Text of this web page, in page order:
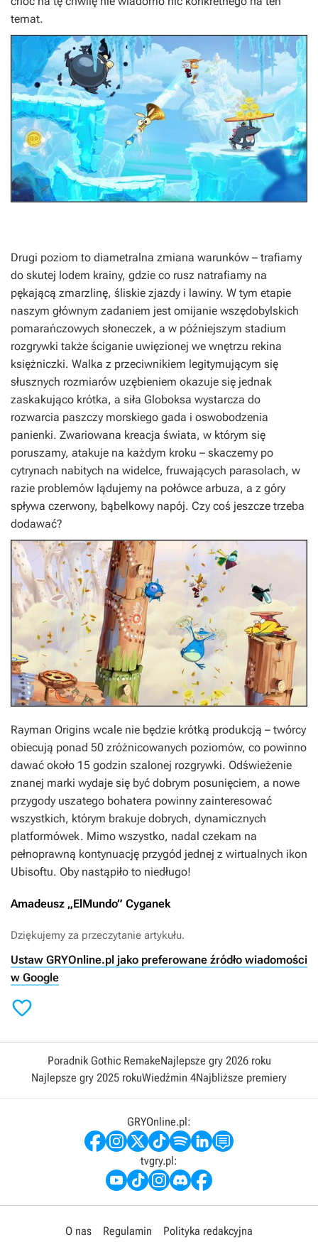
temat.
Drugi poziom to diametralna zmiana warunków – trafiamy
do skutej lodem krainy, gdzie co rusz natrafiamy na
pękającą zmarzlinę, śliskie zjazdy i lawiny. W tym etapie
naszym głównym zadaniem jest omijanie wszędobylskich
pomarańczowych słoneczek, a w późniejszym stadium
rozgrywki także ściganie uwięzionej we wnętrzu rekina
księżniczki. Walka z przeciwnikiem legitymującym się
słusznych rozmiarów uzębieniem okazuje się jednak
zaskakująco krótka, a siła Globoksa wystarcza do
rozwarcia paszczy morskiego gada i oswobodzenia
panienki. Zwariowana kreacja świata, w którym się
poruszamy, atakuje na każdym kroku – skaczemy po
cytrynach nabitych na widelce, fruwających parasolach, w
razie problemów lądujemy na połówce arbuza, a z góry
spływa czerwony, bąbelkowy napój. Czy coś jeszcze trzeba
dodawać?
Rayman Origins wcale nie będzie krótką produkcją – twórcy
obiecują ponad 50 zróżnicowanych poziomów, co powinno
dawać około 15 godzin szalonej rozgrywki. Odświeżenie
znanej marki wydaje się być dobrym posunięciem, a nowe
przygody uszatego bohatera powinny zainteresować
wszystkich, którym brakuje dobrych, dynamicznych
platformówek. Mimo wszystko, nadal czekam na
pełnoprawną kontynuację przygód jednej z wirtualnych ikon
Ubisoftu. Oby nastąpiło to niedługo!
Amadeusz „ElMundo” Cyganek
Dziękujemy za przeczytanie artykułu.
Ustaw GRYOnline.pl jako preferowane źródło wiadomości
w Google

Poradnik Gothic RemakeNajlepsze gry 2026 roku
Najlepsze gry 2025 rokuWiedźmin 4Najbliższe premiery
GRYOnline.pl:
tvgry.pl:
O nas Regulamin Polityka redakcyjna